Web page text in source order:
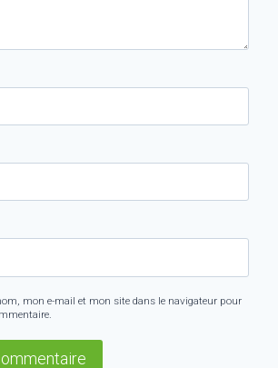
mon e-mail et mon site dans le navigateur pour